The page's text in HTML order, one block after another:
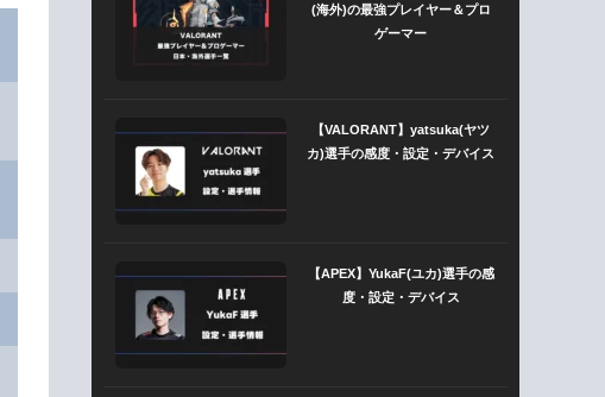
(海外)の最強プレイヤー＆プロ
ゲーマー
【VALORANT】yatsuka(ヤツ
カ)選手の感度・設定・デバイス
【APEX】YukaF(ユカ)選手の感
度・設定・デバイス